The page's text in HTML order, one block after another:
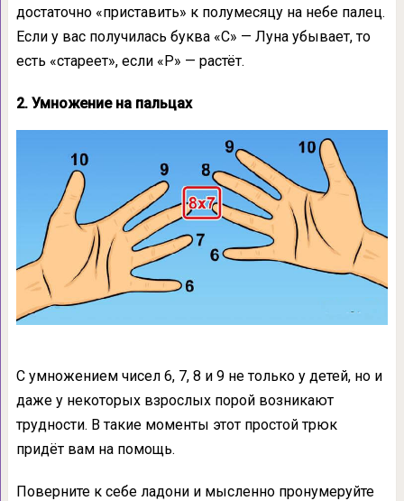
достаточно «приставить» к полумесяцу на небе палец.
Если у вас получилась буква «С» — Луна убывает, то
есть «стареет», если «Р» — растёт.
2. Умножение на пальцах
С умножением чисел 6, 7, 8 и 9 не только у детей, но и
даже у некоторых взрослых порой возникают
трудности. В такие моменты этот простой трюк
придёт вам на помощь.
Поверните к себе ладони и мысленно пронумеруйте